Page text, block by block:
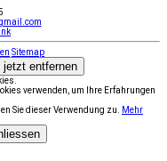
Sitemap
jetzt entfernen
verwenden, um Ihre Erfahrungen
Sie dieser Verwendung zu.
Mehr